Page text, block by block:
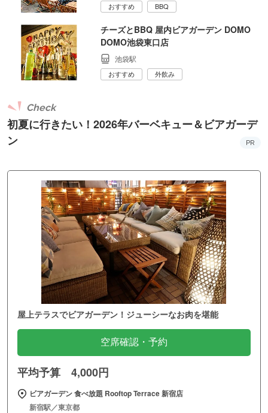
おすすめ BBQ
チーズとBBQ 屋内ビアガーデン DOMO
DOMO池袋東口店
池袋駅
おすすめ 外飲み
初夏に行きたい！2026年バーベキュー＆ビアガーデ
ン
Check
PR
屋上テラスでビアガーデン！ジューシーなお肉を堪能
空席確認・予約
平均予算 4,000円
ビアガーデン 食べ放題 Rooftop Terrace 新宿店
新宿駅／東京都